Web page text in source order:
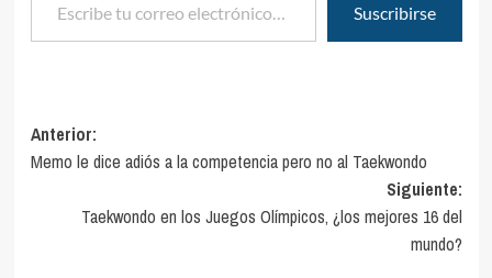
Suscribirse
Navegación
de
entradas
Anterior:
Memo le dice adiós a la competencia pero no al Taekwondo
Siguiente:
Taekwondo en los Juegos Olímpicos, ¿los mejores 16 del
mundo?